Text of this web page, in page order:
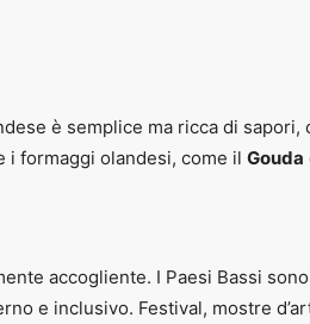
è semplice ma ricca di
i formaggi olandesi, come il Gouda
accogliente. I Paesi Bassi
e inclusivo. Festival, mostre